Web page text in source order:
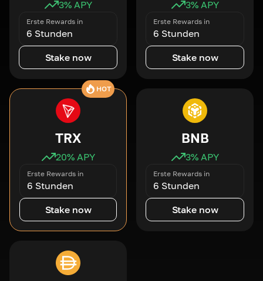
3% APY
Erste Rewards in
6 Stunden
Stake now
3% APY
Erste Rewards in
6 Stunden
Stake now
HOT
TRX
20% APY
Erste Rewards in
6 Stunden
Stake now
BNB
3% APY
Erste Rewards in
6 Stunden
Stake now